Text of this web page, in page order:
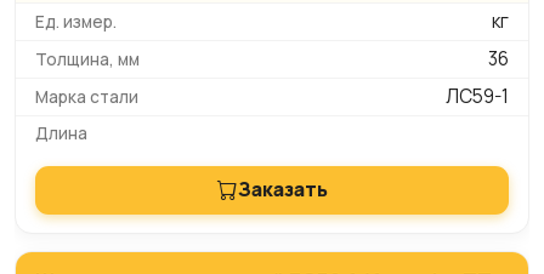
кг
36
ЛС59-1
Заказать